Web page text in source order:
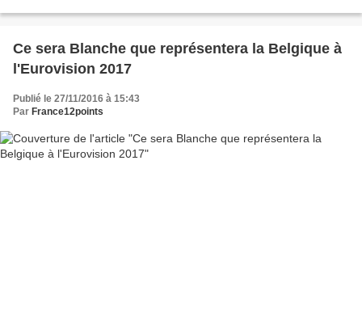
Ce sera Blanche que représentera la Belgique à
l'Eurovision 2017
Publié le 27/11/2016 à 15:43
Par France12points